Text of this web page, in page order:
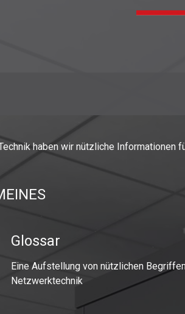
haben wir nützliche Informationen
Glossar
Eine Aufstellung von nützlichen
Netzwerktechnik